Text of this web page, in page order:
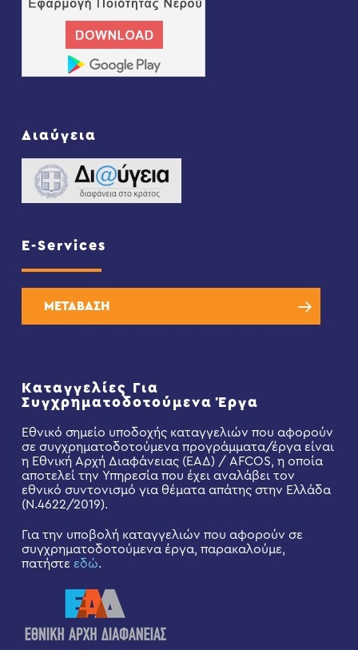
Διαύγεια
E-Services
ΜΕΤΑΒΑΣΗ
Καταγγελίες Για
Συγχρηματοδοτούμενα Έργα
Εθνικό σημείο υποδοχής καταγγελιών που αφορούν
σε συγχρηματοδοτούμενα προγράμματα/έργα είναι
η Εθνική Αρχή Διαφάνειας (ΕΑΔ) / AFCOS, η οποία
αποτελεί την Υπηρεσία που έχει αναλάβει τον
εθνικό συντονισμό για θέματα απάτης στην Ελλάδα
(Ν.4622/2019).
Για την υποβολή καταγγελιών που αφορούν σε
συγχρηματοδοτούμενα έργα, παρακαλούμε,
πατήστε εδώ.